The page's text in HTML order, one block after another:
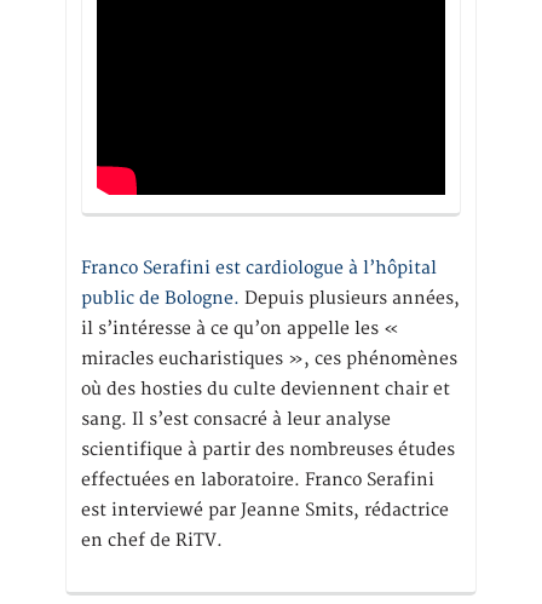
Franco Serafini est cardiologue à l’hôpital
public de Bologne. Depuis plusieurs années,
il s’intéresse à ce qu’on appelle les «
miracles eucharistiques », ces phénomènes
où des hosties du culte deviennent chair et
sang. Il s’est consacré à leur analyse
scientifique à partir des nombreuses études
effectuées en laboratoire. Franco Serafini
est interviewé par Jeanne Smits, rédactrice
en chef de RiTV.